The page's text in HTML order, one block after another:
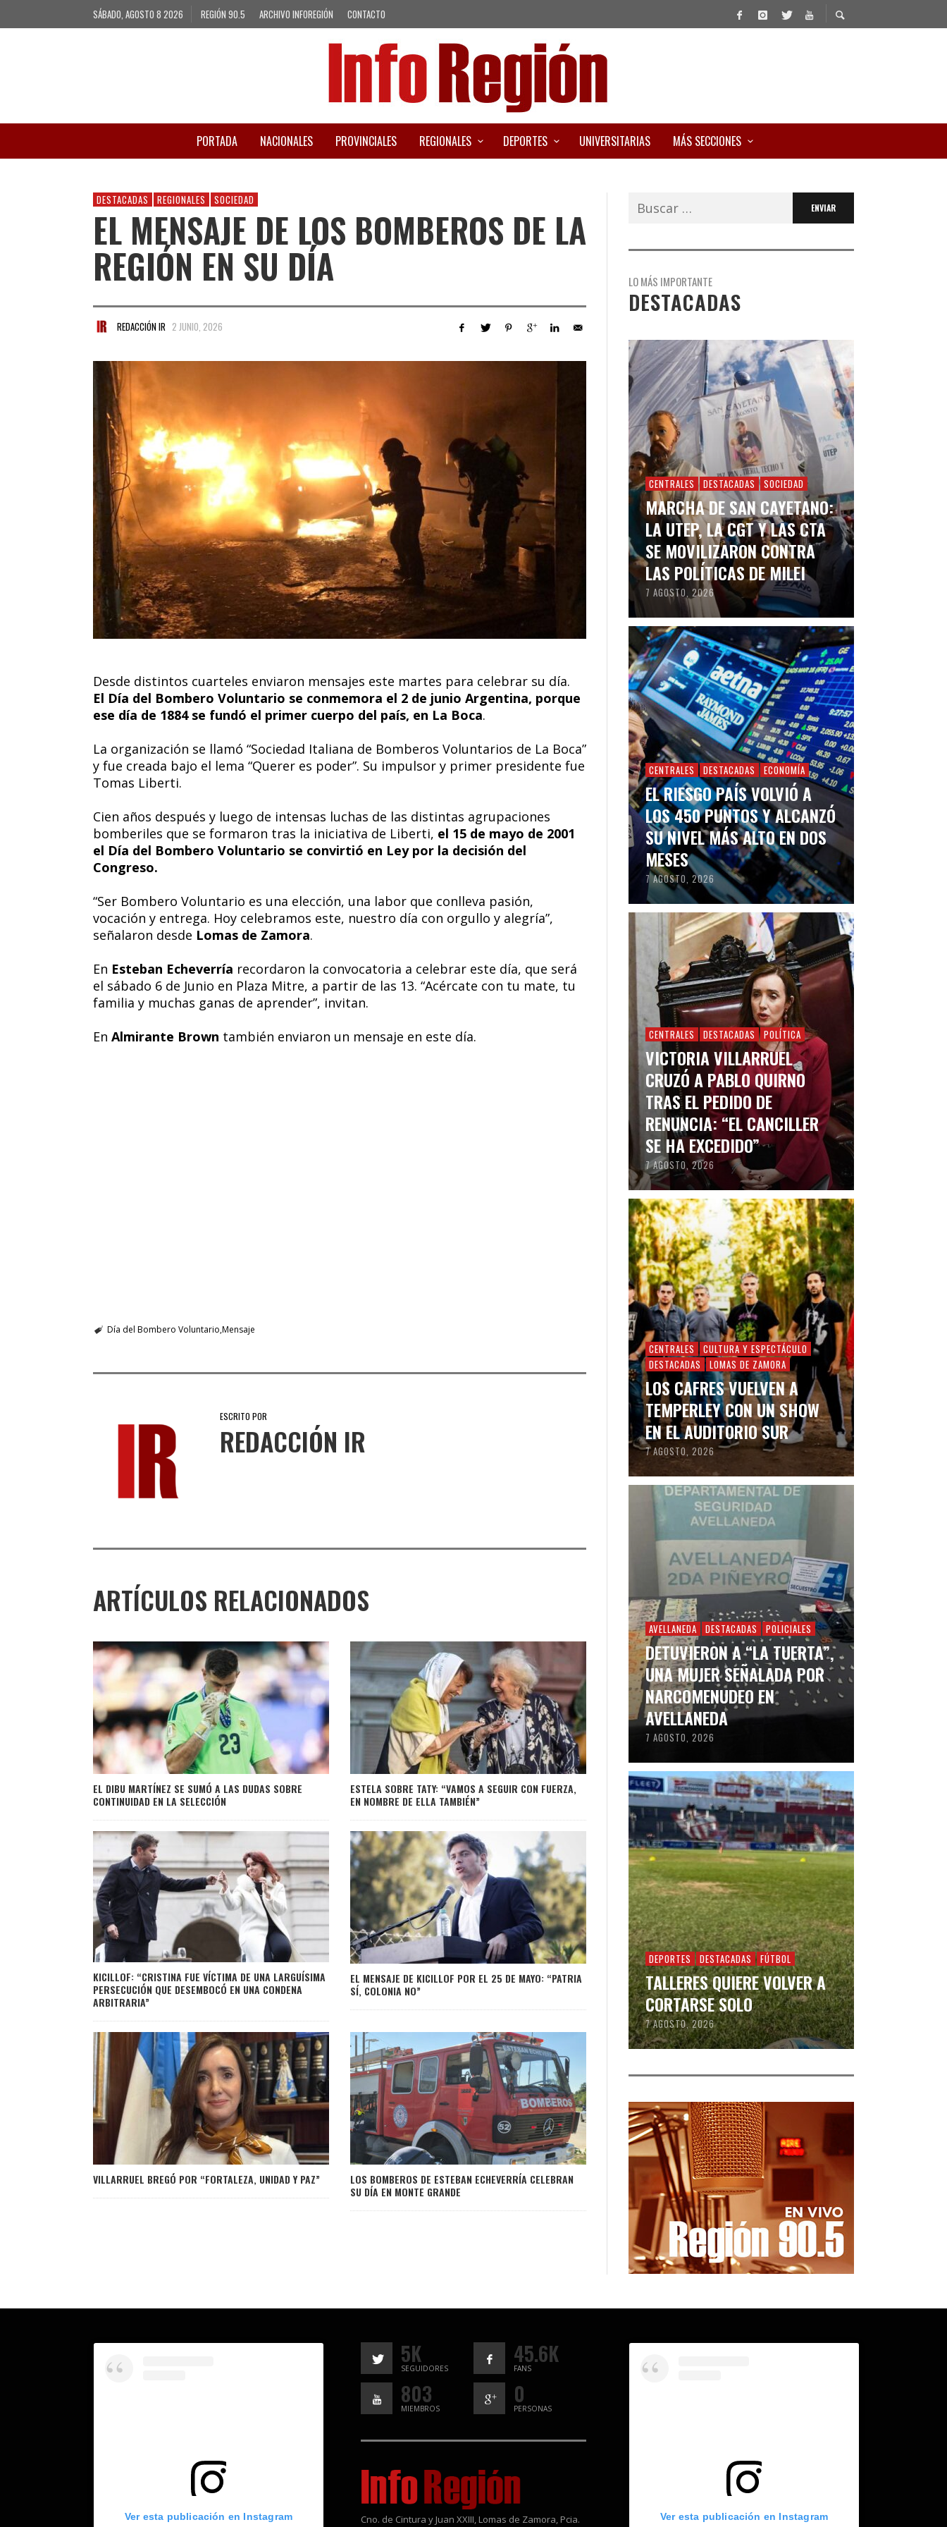
SÁBADO, AGOSTO 8 2026 REGIÓN 90.5 ARCHIVO INFOREGIÓN CONTACTO
PORTADA NACIONALES PROVINCIALES REGIONALES DEPORTES UNIVERSITARIAS MÁS SECCIONES
DESTACADAS REGIONALES SOCIEDAD
EL MENSAJE DE LOS BOMBEROS DE LA
REGIÓN EN SU DÍA
REDACCIÓN IR 2 JUNIO, 2026
Desde distintos cuarteles enviaron mensajes este martes para celebrar su día.
El Día del Bombero Voluntario se conmemora el 2 de junio Argentina, porque
ese día de 1884 se fundó el primer cuerpo del país, en La Boca.
La organización se llamó “Sociedad Italiana de Bomberos Voluntarios de La Boca”
y fue creada bajo el lema “Querer es poder”. Su impulsor y primer presidente fue
Tomas Liberti.
Cien años después y luego de intensas luchas de las distintas agrupaciones
bomberiles que se formaron tras la iniciativa de Liberti, el 15 de mayo de 2001
el Día del Bombero Voluntario se convirtió en Ley por la decisión del
Congreso.
“Ser Bombero Voluntario es una elección, una labor que conlleva pasión,
vocación y entrega. Hoy celebramos este, nuestro día con orgullo y alegría”,
señalaron desde Lomas de Zamora.
En Esteban Echeverría recordaron la convocatoria a celebrar este día, que será
el sábado 6 de Junio en Plaza Mitre, a partir de las 13. “Acércate con tu mate, tu
familia y muchas ganas de aprender”, invitan.
En Almirante Brown también enviaron un mensaje en este día.
Día del Bombero Voluntario Mensaje
ESCRITO POR
REDACCIÓN IR
ARTÍCULOS RELACIONADOS
EL DIBU MARTÍNEZ SE SUMÓ A LAS DUDAS SOBRE
CONTINUIDAD EN LA SELECCIÓN
ESTELA SOBRE TATY: “VAMOS A SEGUIR CON FUERZA,
EN NOMBRE DE ELLA TAMBIÉN”
KICILLOF: “CRISTINA FUE VÍCTIMA DE UNA LARGUÍSIMA
PERSECUCIÓN QUE DESEMBOCÓ EN UNA CONDENA
ARBITRARIA”
EL MENSAJE DE KICILLOF POR EL 25 DE MAYO: “PATRIA
SÍ, COLONIA NO”
VILLARRUEL BREGÓ POR “FORTALEZA, UNIDAD Y PAZ”
LOS BOMBEROS DE ESTEBAN ECHEVERRÍA CELEBRAN
SU DÍA EN MONTE GRANDE
Buscar:
LO MÁS IMPORTANTE
DESTACADAS
CENTRALES DESTACADAS SOCIEDAD
MARCHA DE SAN CAYETANO:
LA UTEP, LA CGT Y LAS CTA
SE MOVILIZARON CONTRA
LAS POLÍTICAS DE MILEI
7 AGOSTO, 2026
CENTRALES DESTACADAS ECONOMÍA
EL RIESGO PAÍS VOLVIÓ A
LOS 450 PUNTOS Y ALCANZÓ
SU NIVEL MÁS ALTO EN DOS
MESES
7 AGOSTO, 2026
CENTRALES DESTACADAS POLÍTICA
VICTORIA VILLARRUEL
CRUZÓ A PABLO QUIRNO
TRAS EL PEDIDO DE
RENUNCIA: “EL CANCILLER
SE HA EXCEDIDO”
7 AGOSTO, 2026
CENTRALES
CULTURA Y ESPECTÁCULO
DESTACADAS
LOMAS DE ZAMORA
LOS CAFRES VUELVEN A
TEMPERLEY CON UN SHOW
EN EL AUDITORIO SUR
7 AGOSTO, 2026
AVELLANEDA DESTACADAS POLICIALES
DETUVIERON A “LA TUERTA”,
UNA MUJER SEÑALADA POR
NARCOMENUDEO EN
AVELLANEDA
7 AGOSTO, 2026
DEPORTES DESTACADAS FÚTBOL
TALLERES QUIERE VOLVER A
CORTARSE SOLO
7 AGOSTO, 2026
Ver esta publicación en Instagram
5K
SEGUIDORES
45.6K
FANS
803
MIEMBROS
0
PERSONAS
Cno. de Cintura y Juan XXIII, Lomas de Zamora, Pcia. Ver esta publicación en Instagram